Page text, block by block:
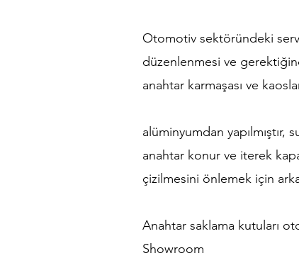
Otomotiv sektöründeki
düzenlenmesi ve
anahtar karmaşası ve
alüminyumdan yapılmıştır,
anahtar konur ve iterek
çizilmesini önlemek için
Anahtar saklama kutuları
Showroom